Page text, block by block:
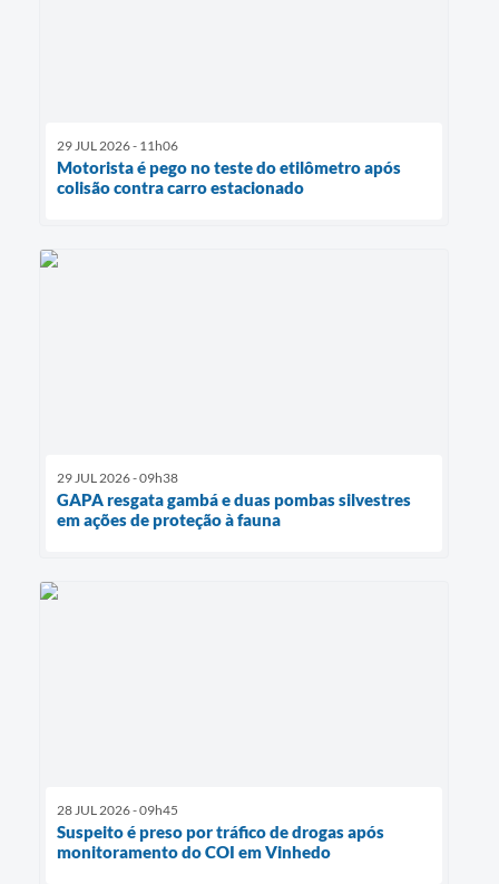
29 JUL 2026 - 11h06
Motorista é pego no teste do etilômetro após
colisão contra carro estacionado
29 JUL 2026 - 09h38
GAPA resgata gambá e duas pombas silvestres
em ações de proteção à fauna
28 JUL 2026 - 09h45
Suspeito é preso por tráfico de drogas após
monitoramento do COI em Vinhedo